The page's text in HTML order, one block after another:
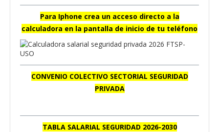
Para Iphone crea un acceso directo a la
calculadora en la pantalla de inicio de tu teléfono
CONVENIO COLECTIVO SECTORIAL SEGURIDAD
PRIVADA
TABLA SALARIAL SEGURIDAD 2026-2030